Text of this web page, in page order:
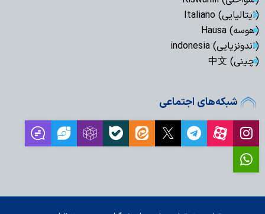
(ایتالیایی) Italiano
(هوسه) Hausa
(اندونزیایی) indonesia
(چینی) 中文
شبکه‌های اجتماعی